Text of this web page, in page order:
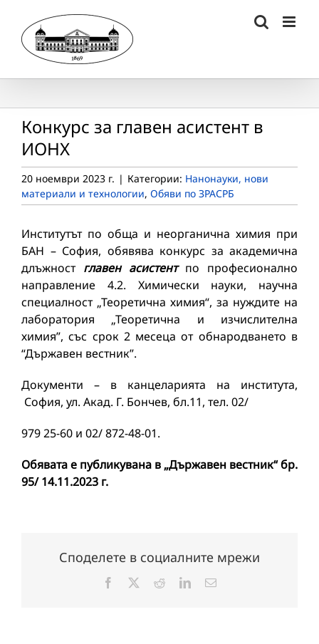
content
Конкурс за главен асистент в
ИОНХ
20 ноември 2023 г. | Категории: Нанонауки, нови
материали и технологии, Обяви по ЗРАСРБ
Институтът по обща и неорганична химия при
БАН – София, обявява конкурс за академична
длъжност главен асистент по професионално
направление 4.2. Химически науки, научна
специалност „Теоретична химия“, за нуждите на
лаборатория „Теоретична и изчислителна
химия”, със срок 2 месеца от обнародването в
“Държавен вестник”.
Документи – в канцеларията на института,
София, ул. Акад. Г. Бончев, бл.11, тел. 02/
979 25-60 и 02/ 872-48-01.
Обявата е публикувана в „Държавен вестник“ бр.
95/ 14.11.2023 г.
Споделете в социалните мрежи
Facebook RedditLinkedInЕлектронна